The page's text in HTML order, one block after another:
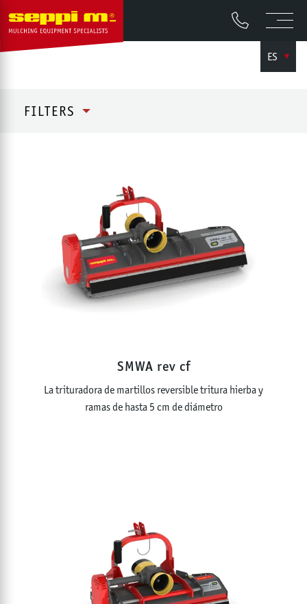
ES
FILTERS
TRITURADORAS DE CUCHILLAS GIRATORIAS
ACCESORIOS PARA EL MANTENIMIENTO BAJO HILERAS
TRITURADORAS FORESTALES
TRITURADORAS Y TRITURADORAS DE PIEDRAS PARA
MINICARGADORAS
TRITURADORAS FORESTALES CON TRANSMISIÓN
HIDRÁULICA
TRITURADORAS DE PIEDRAS
FRESADORAS DE TOCONES Y RAÍCES
VEHÍCULOS SOBRE ORUGAS E IMPLEMENTOS
ANCHO DE TRABAJO
0 - 800 cm
SMWA rev cf
La trituradora de martillos reversible tritura hierba y
ramas de hasta 5 cm de diámetro